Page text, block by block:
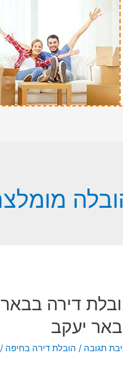
דירה
יעקב
תגובה / הובלת דירה בחיפה